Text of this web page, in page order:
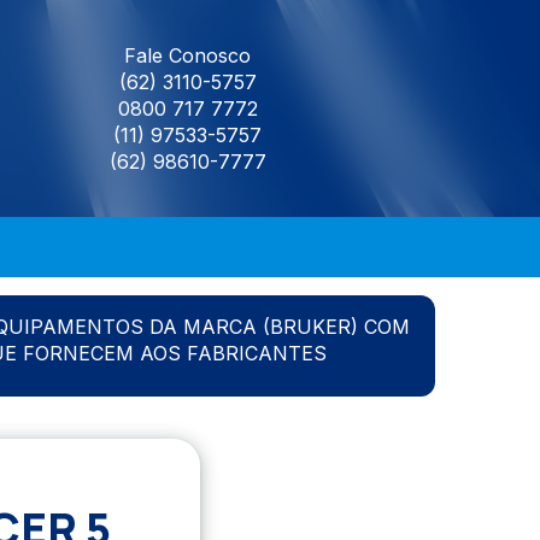
Fale Conosco
(62) 3110-5757
0800 717 7772
(11) 97533-5757
(62) 98610-7777
DA MARCA (BRUKER) COM
FORNECEM AOS FABRICANTES